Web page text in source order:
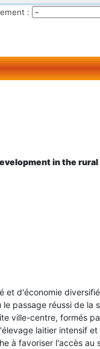
:
in the
et d'économie
passage réussi de la
ville-centre, formés
laitier intensif et
à favoriser l'accès au